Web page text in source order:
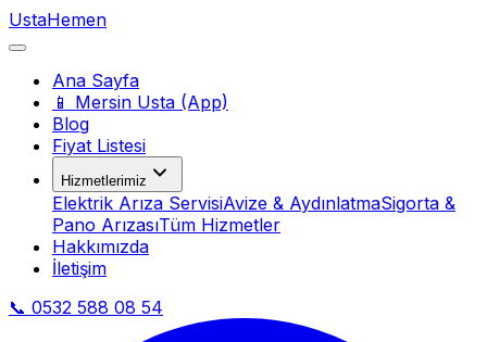
UstaHemen
Ana Sayfa
📱 Mersin Usta (App)
Blog
Fiyat Listesi
Hizmetlerimiz
Elektrik Arıza ServisiAvize & AydınlatmaSigorta &
Pano ArızasıTüm Hizmetler
Hakkımızda
İletişim
📞 0532 588 08 54